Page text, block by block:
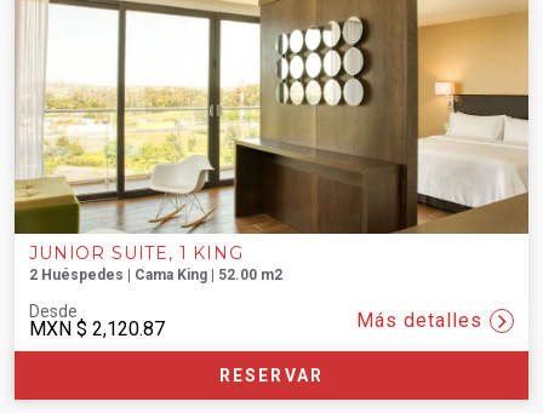
JUNIOR SUITE, 1 KING
2 Huéspedes | Cama King | 52.00 m2
Desde
MXN $ 2,120.87 Más detalles
RESERVAR